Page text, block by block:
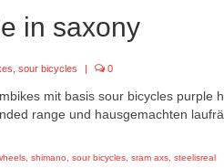
in saxony
,sour bicycles 0
mit basis sour bicycles
range und hausgemachten
,shimano,sour bicycles,sram axs,steelisreal